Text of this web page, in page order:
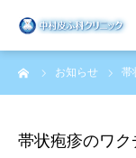
お知らせ 帯
帯状疱疹のワ
医院案内